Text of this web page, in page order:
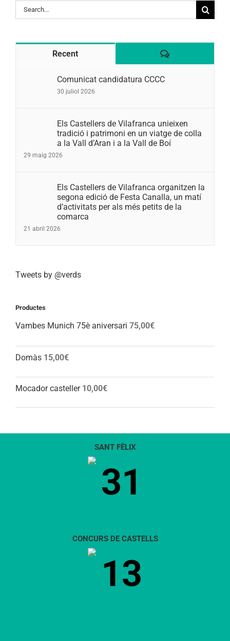
Search
for:
Recent Comentaris
Comunicat candidatura CCCC
30 juliol 2026
Els Castellers de Vilafranca unieixen
tradició i patrimoni en un viatge de colla
a la Vall d’Aran i a la Vall de Boí
29 maig 2026
Els Castellers de Vilafranca organitzen la
segona edició de Festa Canalla, un matí
d’activitats per als més petits de la
comarca
21 abril 2026
Tweets by @verds
Productes
Vambes Munich 75è aniversari 75,00€
Domàs 15,00€
Mocador casteller 10,00€
SANT FÈLIX
31
CONCURS DE CASTELLS
13